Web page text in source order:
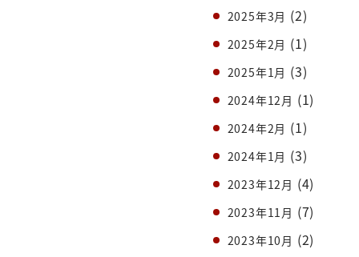
2025年3月 (2)
2025年2月 (1)
2025年1月 (3)
2024年12月 (1)
2024年2月 (1)
2024年1月 (3)
2023年12月 (4)
2023年11月 (7)
2023年10月 (2)